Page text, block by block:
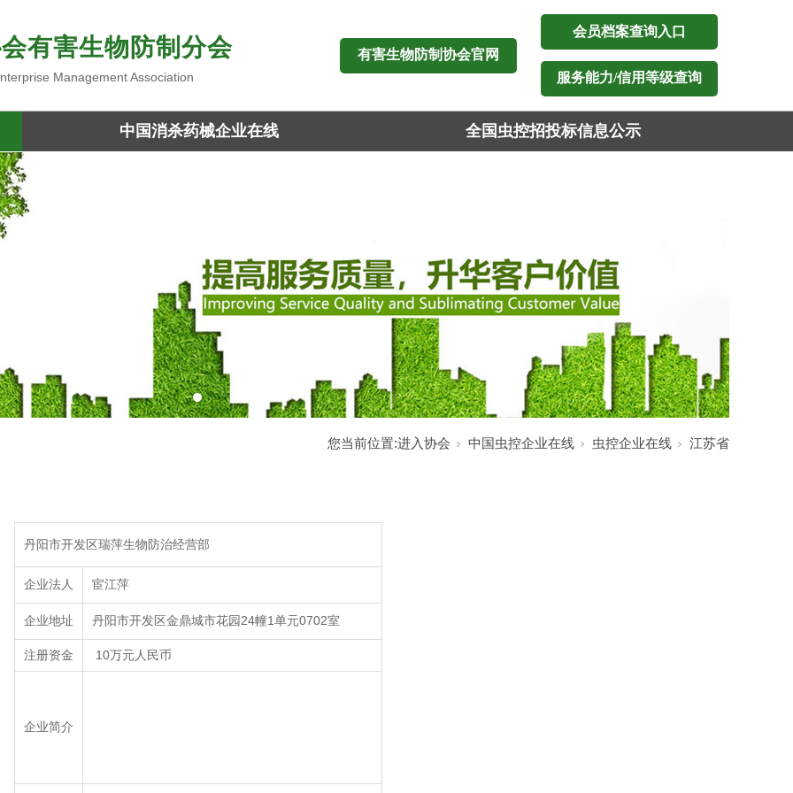
有害生物防制分会 有害生物防制协会官网
Management Association 服务能力/信用等级查询
会员档案查询入口
中国消杀药械企业在线 全国虫控招投标信息公示
您当前位置:进入协会 中国虫控企业在线 虫控企业在线 江苏省
丹阳市开发区瑞萍生物防治经营部
企业法人 宦江萍
企业地址 丹阳市开发区金鼎城市花园24幢1单元0702室
注册资金 10万元人民币
企业简介